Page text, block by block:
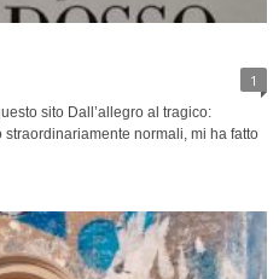
1
sito Dall’allegro al tragico:
normali, mi ha fatto